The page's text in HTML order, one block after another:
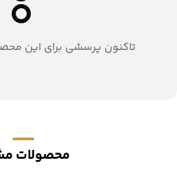
تاکنون پرسشی برای این
محصولات